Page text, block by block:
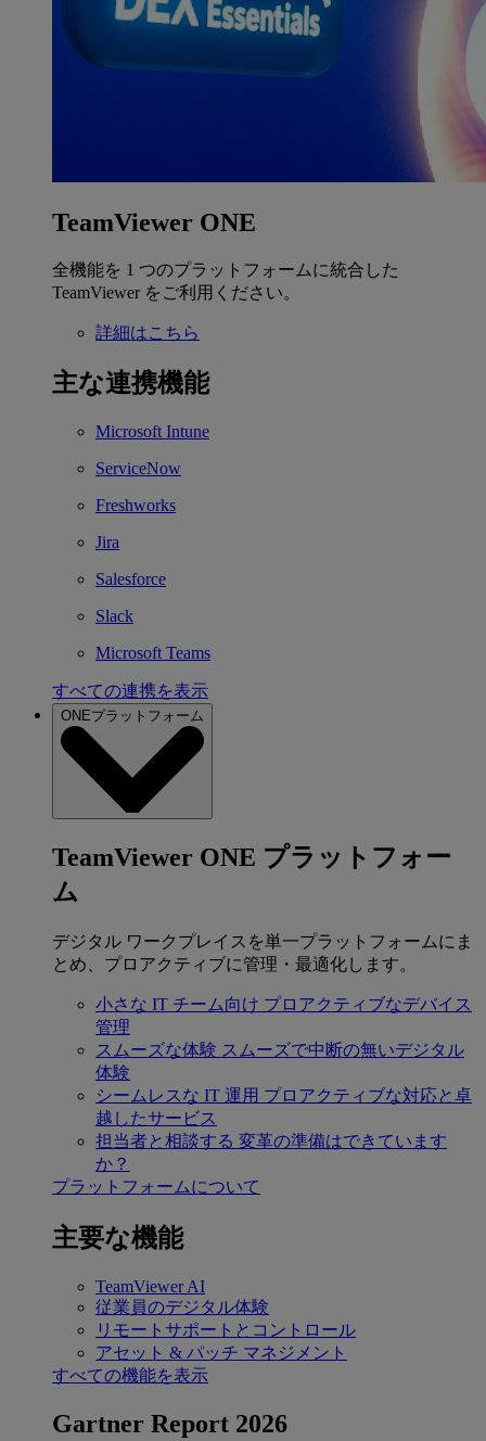
TeamViewer ONE
全機能を 1 つのプラットフォームに統合した
TeamViewer をご利用ください。
詳細はこちら
主な連携機能
Microsoft Intune
ServiceNow
Freshworks
Jira
Salesforce
Slack
Microsoft Teams
すべての連携を表示
ONEプラットフォーム
TeamViewer ONE プラットフォー
ム
デジタル ワークプレイスを単一プラットフォームにま
とめ、プロアクティブに管理・最適化します。
小さな IT チーム向け プロアクティブなデバイス
管理
スムーズな体験 スムーズで中断の無いデジタル
体験
シームレスな IT 運用 プロアクティブな対応と卓
越したサービス
担当者と相談する 変革の準備はできています
か？
プラットフォームについて
主要な機能
TeamViewer AI
従業員のデジタル体験
リモートサポートとコントロール
アセット & パッチ マネジメント
すべての機能を表示
Gartner Report 2026